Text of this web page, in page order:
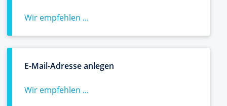
Wir empfehlen ...
E-Mail-Adresse anlegen
Wir empfehlen ...